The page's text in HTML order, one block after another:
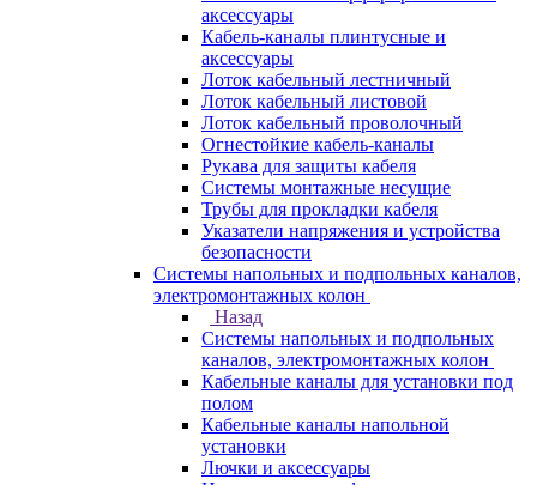
аксессуары
Кабель-каналы плинтусные и
аксессуары
Лоток кабельный лестничный
Лоток кабельный листовой
Лоток кабельный проволочный
Огнестойкие кабель-каналы
Рукава для защиты кабеля
Системы монтажные несущие
Трубы для прокладки кабеля
Указатели напряжения и устройства
безопасности
Системы напольных и подпольных каналов,
электромонтажных колон
Назад
Системы напольных и подпольных
каналов, электромонтажных колон
Кабельные каналы для установки под
полом
Кабельные каналы напольной
установки
Лючки и аксессуары